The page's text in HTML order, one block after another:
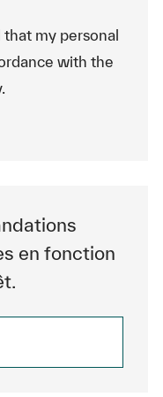
my personal
with the
en fonction